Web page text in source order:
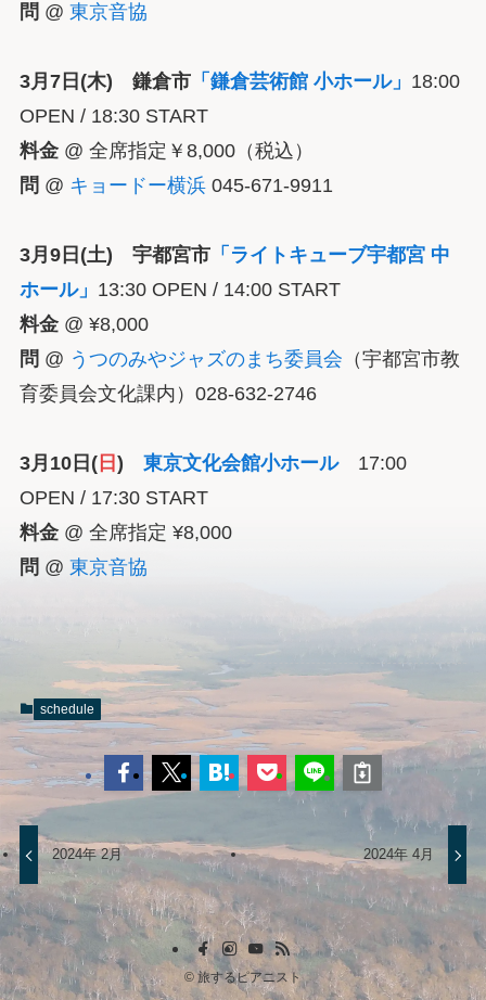
問 @ 東京音協
3月7日(木) 鎌倉市「鎌倉芸術館 小ホール」 18:00
OPEN / 18:30 START
料金@ 全席指定￥8,000（税込）
問 @ キョードー横浜045-671-9911
3月9日(土) 宇都宮市「ライトキューブ宇都宮 中
ホール」 13:30 OPEN / 14:00 START
料金@ ¥8,000
問 @ うつのみやジャズのまち委員会 （宇都宮市教
育委員会文化課内）028-632-2746
3月10日(日 ) 東京文化会館小ホール17:00
OPEN / 17:30 START
料金@ 全席指定 ¥8,000
問 @ 東京音協
schedule
2024年 2月 2024年 4月
©旅するピアニスト